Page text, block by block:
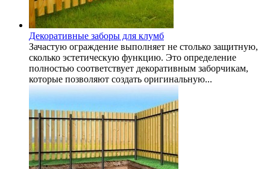
Декоративные заборы для клумб
Зачастую ограждение выполняет не столько защитную,
сколько эстетическую функцию. Это определение
полностью соответствует декоративным заборчикам,
которые позволяют создать оригинальную...